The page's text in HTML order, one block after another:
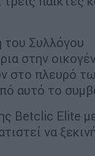
του Συλλόγου
στην
στο πλευρό
αυτό το
Betclic Elite
να